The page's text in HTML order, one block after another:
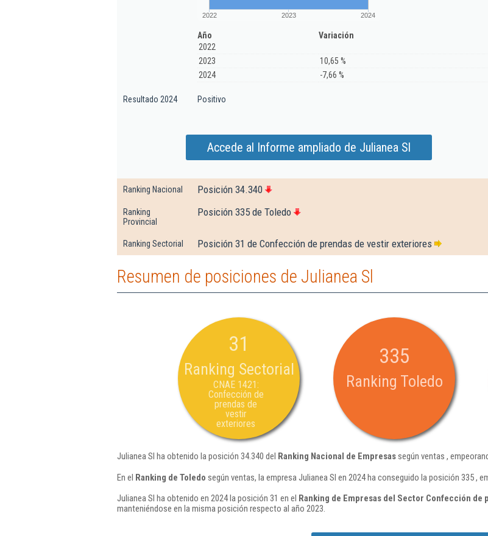
2022 2023 2024
Año
Variación
2022
2023
10,65 %
2024
-7,66 %
Resultado 2024 Positivo
Accede al Informe ampliado de Julianea Sl
Ranking Nacional Posición 34.340
Ranking
Provincial
Posición 335 de Toledo
Ranking Sectorial Posición 31 de Confección de prendas de vestir exteriores
Resumen de posiciones de Julianea Sl
31
Ranking Sectorial
CNAE 1421:
Confección de
prendas de
vestir
exteriores
335
Ranking Toledo
Julianea Sl ha obtenido la posición 34.340 del Ranking Nacional de Empresassegún ventas ,
En el Ranking de Toledo según ventas, la empresa Julianea Sl en 2024 ha conseguido la posición 335 ,
Julianea Sl ha obtenido en 2024 la posición 31 en el Ranking de Empresas del Sector Confección
manteniéndose en la misma posición respecto al año 2023.